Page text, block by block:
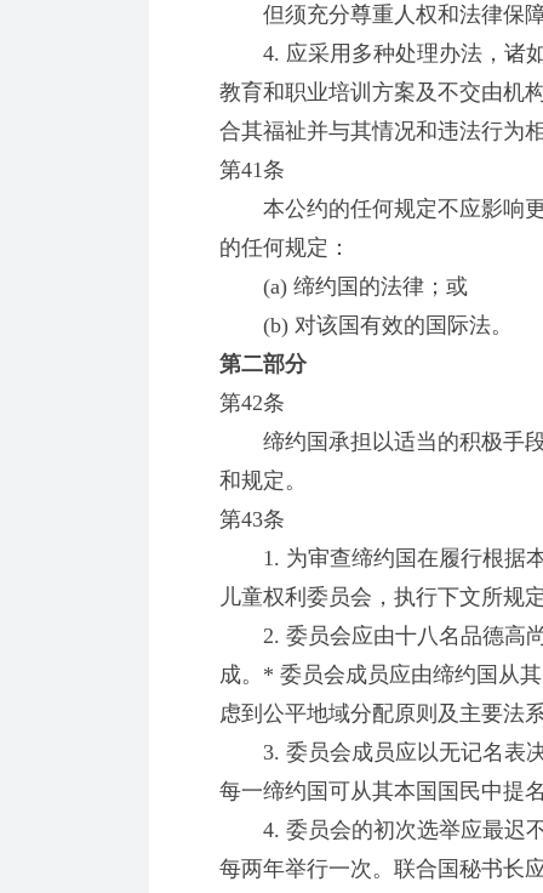
但须充分尊重人权和法律保
4. 应采用多种处理办法，诸如
教育和职业培训方案及不交由机
合其福祉并与其情况和违法行为
第41条
本公约的任何规定不应影响更
的任何规定：
(a) 缔约国的法律；或
(b) 对该国有效的国际法。
第二部分
第42条
缔约国承担以适当的积极手段
和规定。
第43条
1. 为审查缔约国在履行根据本
儿童权利委员会，执行下文所规
2. 委员会应由十八名品德高尚
成。* 委员会成员应由缔约国从
虑到公平地域分配原则及主要法
3. 委员会成员应以无记名表决
每一缔约国可从其本国国民中提
4. 委员会的初次选举应最迟不
每两年举行一次。联合国秘书长